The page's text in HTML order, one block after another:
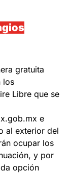
gratuita
los
Libre que se
e
al exterior del
ocupar los
y por
opción